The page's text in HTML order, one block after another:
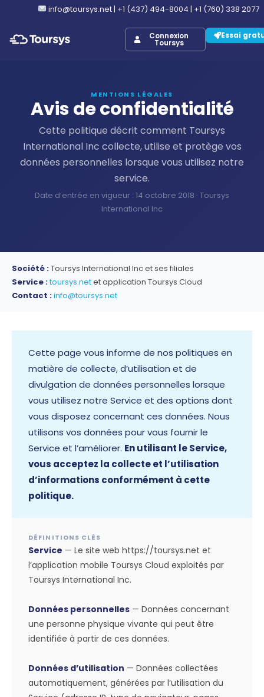
info@toursys.net| +1 (437) 494-8004 | +1 (760) 338 2077
Connexion
Toursys
Essai
MENTIONS LÉGALES
Avis de confidentialité
Cette politique décrit comment Toursys
International Inc collecte, utilise et protège vos
données personnelles lorsque vous utilisez notre
service.
Date d’entrée en vigueur : 14 octobre 2018 · Toursys
International Inc
Société :Toursys International Inc et ses filiales
Service :toursys.netet application Toursys Cloud
Contact :info@toursys.net
Cette page vous informe de nos politiques en
matière de collecte, d’utilisation et de
divulgation de données personnelles lorsque
vous utilisez notre Service et des options dont
vous disposez concernant ces données. Nous
utilisons vos données pour vous fournir le
Service et l’améliorer. En utilisant le Service,
vous acceptez la collecte et l’utilisation
d’informations conformément à cette
politique.
DÉFINITIONS CLÉS
Service — Le site web https://toursys.net et
l’application mobile Toursys Cloud exploités par
Toursys International Inc.
Données personnelles — Données concernant
une personne physique vivante qui peut être
identifiée à partir de ces données.
Données d’utilisation — Données collectées
automatiquement, générées par l’utilisation du